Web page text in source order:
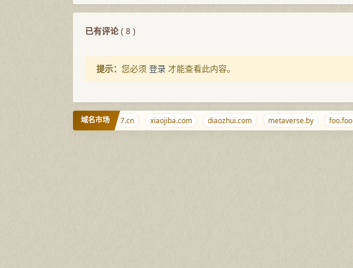
已有评论( 8 )
提示： 您必须 登录 才能查看此内容。
域名市场
ciyuan.dog 347.cn xiaojiba.com diaozhui.com metaverse.by foo.foo